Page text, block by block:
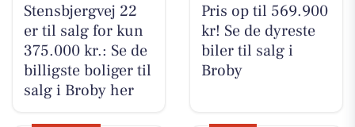
Stensbjergvej 22
er til salg for kun
375.000 kr.: Se de
billigste boliger til
salg i Broby her
Pris op til 569.900
kr! Se de dyreste
biler til salg i
Broby